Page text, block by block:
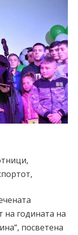
на годината на
посветена